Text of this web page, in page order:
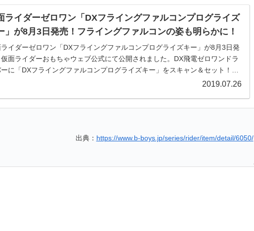
ライダーゼロワン「DXフライングファルコンプログライズ
」が8月3日発売！フライングファルコンの姿も明らかに！
イダーゼロワン「DXフライングファルコンプログライズキー」が8月3日発
面ライダーおもちゃウェブ公式にて公開されました。DX飛電ゼロワンドラ
に「DXフライングファルコンプログライズキー」をスキャン＆セット！変
2019.07.26
出典： https://www.b-boys.jp/series/rider/item/detail/6050/